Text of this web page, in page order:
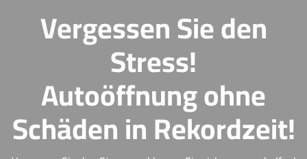
Vergessen Sie den
Stress!
Autoöffnung ohne
Schäden in Rekordzeit!